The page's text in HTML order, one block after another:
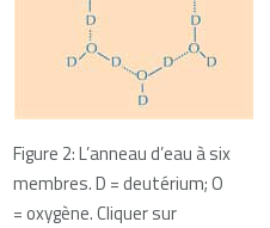
Figure 2: L’anneau d’eau à six
membres. D = deutérium; O
= oxygène. Cliquer sur